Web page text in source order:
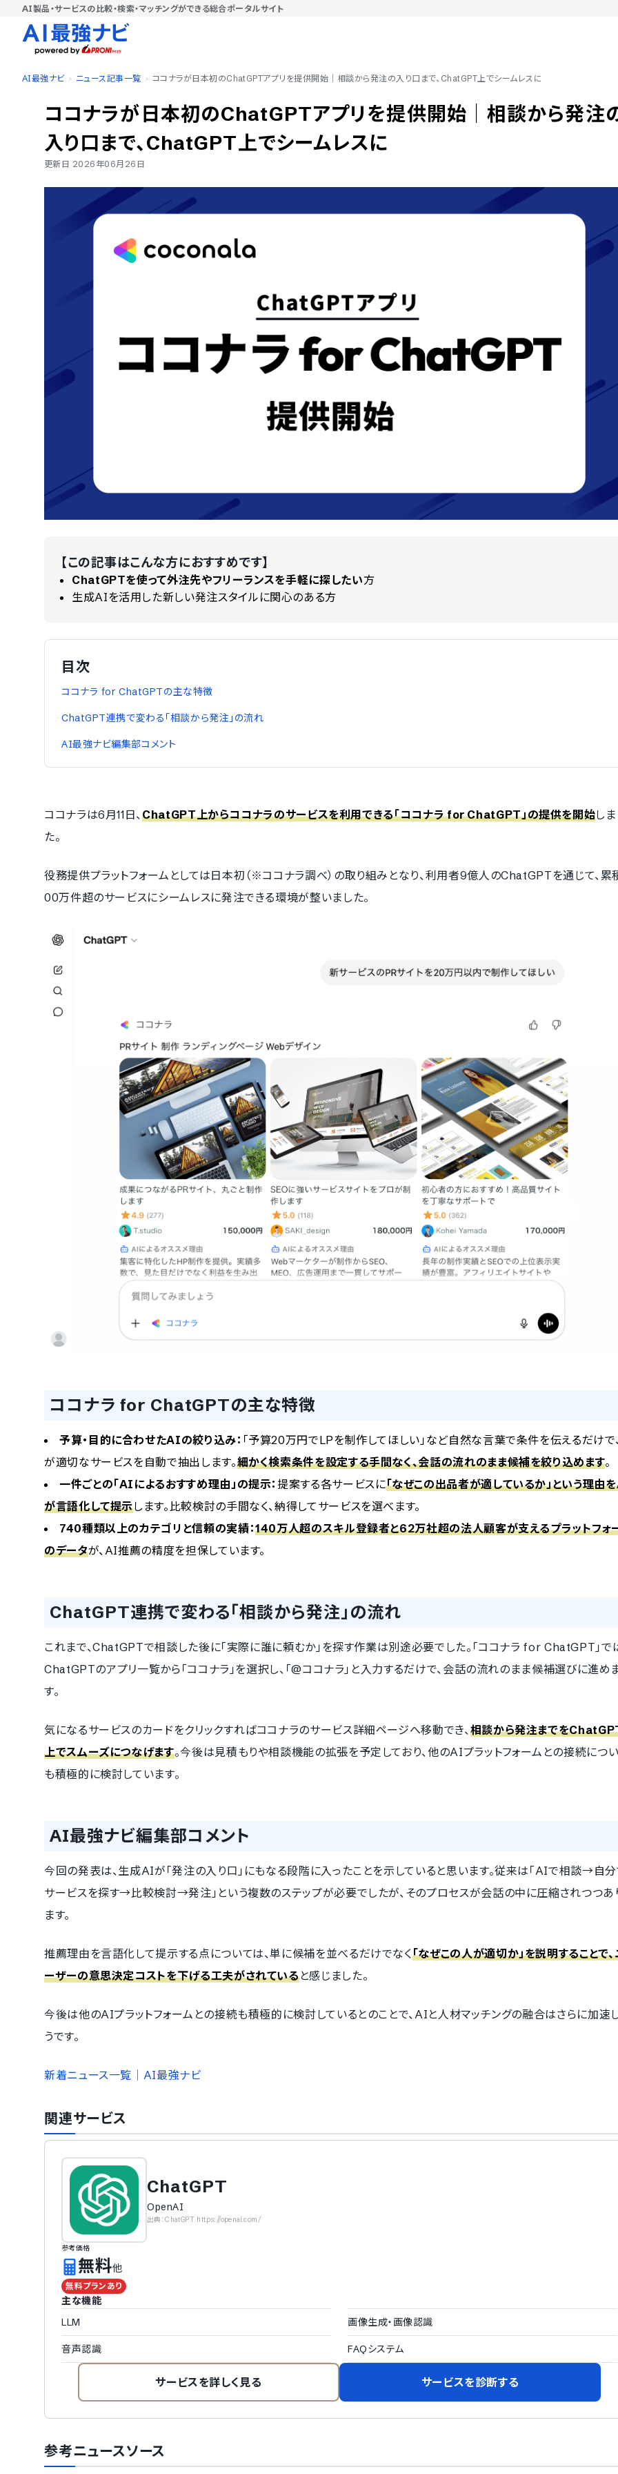
AI製品・サービスの比較・検索・マッチングができる総合ポータルサイト
AI最強ナビ ニュース記事一覧 ココナラが日本初のChatGPTアプリを提供開始｜相談から発注の入り口まで、ChatGPT上でシームレスに
ココナラが日本初のChatGPTアプリを提供開始｜相談から発注
入り口まで、ChatGPT上でシームレスに
更新日 2026年06月26日
【この記事はこんな方におすすめです】
ChatGPTを使って外注先やフリーランスを手軽に探したい方
生成AIを活用した新しい発注スタイルに関心のある方
目次
ココナラ for ChatGPTの主な特徴
ChatGPT連携で変わる「相談から発注」の流れ
AI最強ナビ編集部コメント
ココナラは6月11日、ChatGPT上からココナラのサービスを利用できる「ココナラ for ChatGPT」の提供を開始し
た。
役務提供プラットフォームとしては日本初（※ココナラ調べ）の取り組みとなり、利用者9億人のChatGPTを通じて、累
00万件超のサービスにシームレスに発注できる環境が整いました。
ココナラ for ChatGPTの主な特徴
予算・目的に合わせたAIの絞り込み： 「予算20万円でLPを制作してほしい」など自然な言葉で条件を伝えるだけで
が適切なサービスを自動で抽出します。細かく検索条件を設定する手間なく、会話の流れのまま候補を絞り込めます。
一件ごとの「AIによるおすすめ理由」の提示：提案する各サービスに「なぜこの出品者が適しているか」という理由
が言語化して提示します。比較検討の手間なく、納得してサービスを選べます。
740種類以上のカテゴリと信頼の実績：140万人超のスキル登録者と62万社超の法人顧客が支えるプラットフォ
のデータが、AI推薦の精度を担保しています。
ChatGPT連携で変わる「相談から発注」の流れ
これまで、ChatGPTで相談した後に「実際に誰に頼むか」を探す作業は別途必要でした。「ココナラ for ChatGPT」で
ChatGPTのアプリ一覧から「ココナラ」を選択し、「@ココナラ」と入力するだけで、会話の流れのまま候補選びに進め
す。
気になるサービスのカードをクリックすればココナラのサービス詳細ページへ移動でき、 相談から発注までを
上でスムーズにつなげます。今後は見積もりや相談機能の拡張を予定しており、他のAIプラットフォームとの接続につ
も積極的に検討しています。
AI最強ナビ編集部コメント
今回の発表は、生成AIが「発注の入り口」にもなる段階に入ったことを示していると思います。従来は「AIで相談→自
サービスを探す→比較検討→発注」という複数のステップが必要でしたが、そのプロセスが会話の中に圧縮されつつあ
ます。
推薦理由を言語化して提示する点については、単に候補を並べるだけでなく「なぜこの人が適切か」を説明することで、
ーザーの意思決定コストを下げる工夫がされていると感じました。
今後は他のAIプラットフォームとの接続も積極的に検討しているとのことで、AIと人材マッチングの融合はさらに加速
うです。
新着ニュース一覧｜AI最強ナビ
関連サービス
ChatGPT
OpenAI
出典：ChatGPT https://openai.com/
参考価格
無料他
無料プランあり
主な機能
LLM
画像生成・画像認識
音声認識 FAQシステム
サービスを詳しく見る サービスを診断する
参考ニュースソース